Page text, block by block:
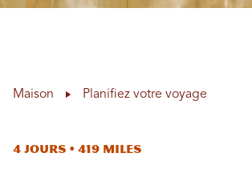
Maison Planifiez votre voyage
4 jours • 419 miles